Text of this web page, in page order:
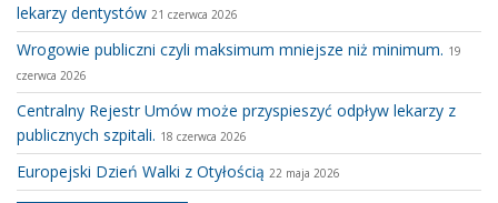
lekarzy dentystów 21 czerwca 2026
Wrogowie publiczni czyli maksimum mniejsze niż minimum. 19
czerwca 2026
Centralny Rejestr Umów może przyspieszyć odpływ lekarzy z
publicznych szpitali. 18 czerwca 2026
Europejski Dzień Walki z Otyłością 22 maja 2026